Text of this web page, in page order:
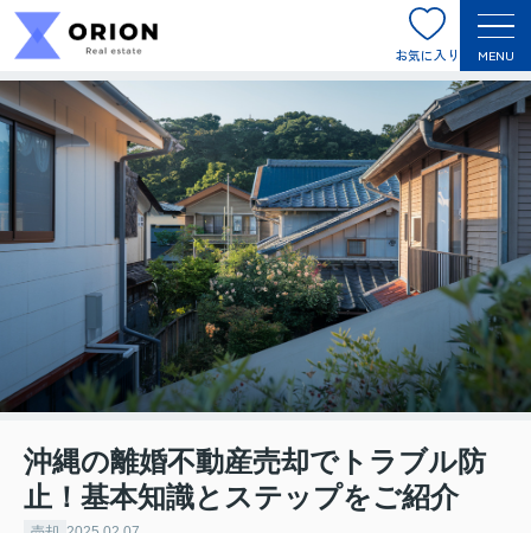
お気に入り MENU
沖縄の離婚不動産売却でトラブル防
止！基本知識とステップをご紹介